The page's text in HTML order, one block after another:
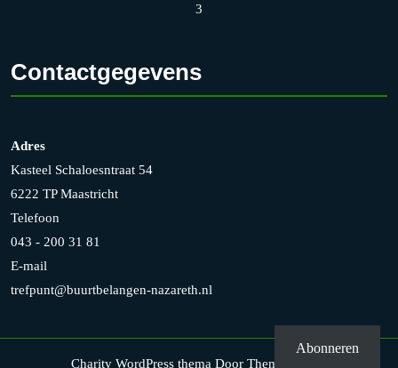
3
Contactgegevens
Adres
Kasteel Schaloesntraat 54
6222 TP Maastricht
Telefoon
043 - 200 31 81
E-mail
trefpunt@buurtbelangen-nazareth.nl
Charity WordPress thema Door Themesglance
Abonneren